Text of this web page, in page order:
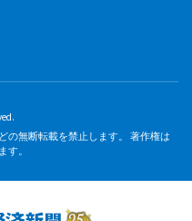
の無断転載を禁止します。 著作権は
す。